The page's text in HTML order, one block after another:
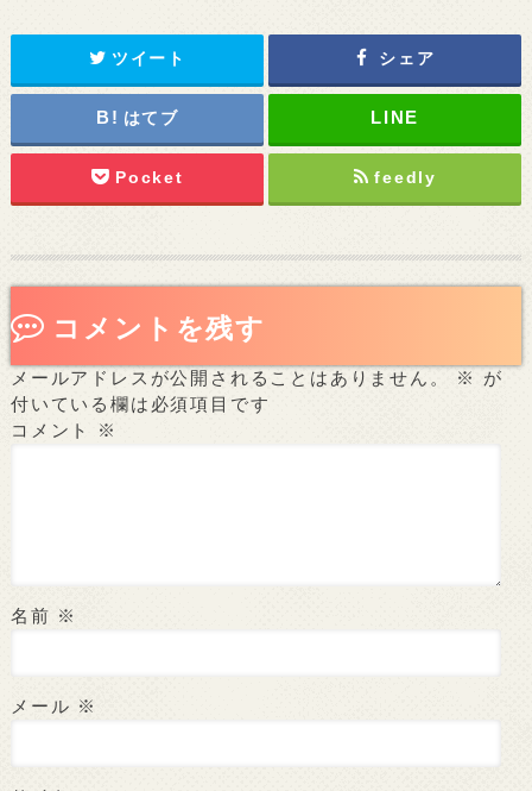
ツイート シェア
はてブ
Pocket feedly
コメントを残す
メールアドレスが公開されることはありません。 ※
が
付いている欄は必須項目です
コメント
※
名前 ※
メール ※